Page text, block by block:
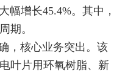
增长45.4%。其中，
期。
，核心业务突出。该
叶片用环氧树脂、新